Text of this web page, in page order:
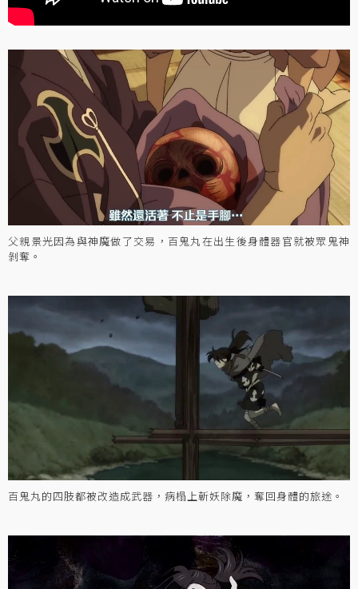
父親景光因為與神魔做了交易，百鬼丸在出生後身體器官就被眾鬼神
剝奪。
百鬼丸的四肢都被改造成武器，病榻上斬妖除魔，奪回身體的旅途。